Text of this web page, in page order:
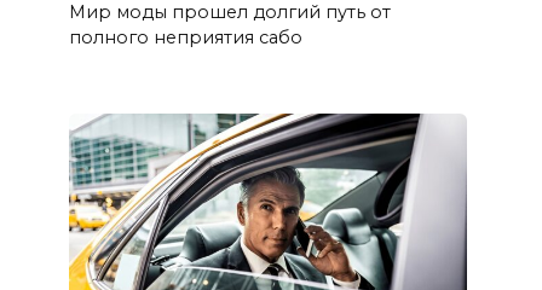
Мир моды прошел долгий путь от
полного неприятия сабо